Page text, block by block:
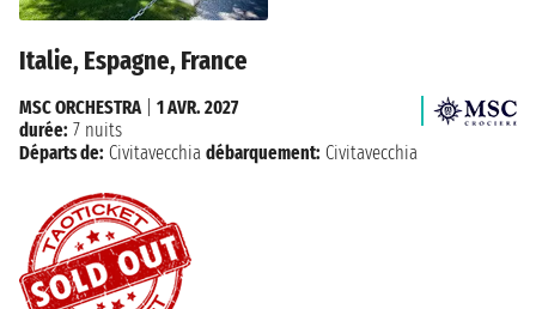
Italie, Espagne, France
MSC ORCHESTRA| 1 AVR. 2027
durée: 7 nuits
Départs de: Civitavecchia débarquement: Civitavecchia